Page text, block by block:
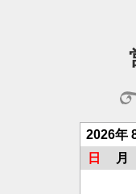
2026年
日
月